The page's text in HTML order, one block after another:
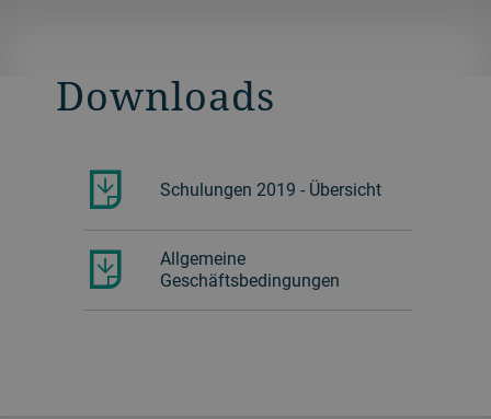
Downloads
Schulungen 2019 - Übersicht
Allgemeine
Geschäftsbedingungen